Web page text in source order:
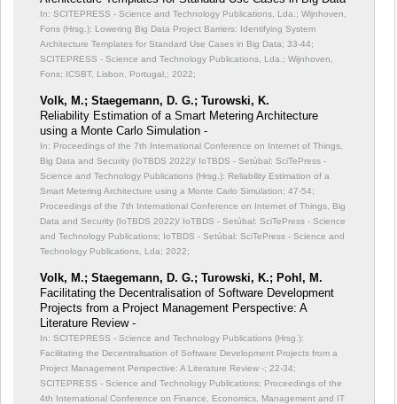
In: SCITEPRESS - Science and Technology Publications, Lda.; Wijnhoven,
Fons (Hrsg.): Lowering Big Data Project Barriers: Identifying System
Architecture Templates for Standard Use Cases in Big Data; 33-44;
SCITEPRESS - Science and Technology Publications, Lda.; Wijnhoven,
Fons; ICSBT, Lisbon, Portugal,; 2022;
Volk, M.; Staegemann, D. G.; Turowski, K.
Reliability Estimation of a Smart Metering Architecture
using a Monte Carlo Simulation -
In: Proceedings of the 7th International Conference on Internet of Things,
Big Data and Security (IoTBDS 2022)/ IoTBDS - Setúbal: SciTePress -
Science and Technology Publications (Hrsg.): Reliability Estimation of a
Smart Metering Architecture using a Monte Carlo Simulation; 47-54;
Proceedings of the 7th International Conference on Internet of Things, Big
Data and Security (IoTBDS 2022)/ IoTBDS - Setúbal: SciTePress - Science
and Technology Publications; IoTBDS - Setúbal: SciTePress - Science and
Technology Publications, Lda; 2022;
Volk, M.; Staegemann, D. G.; Turowski, K.; Pohl, M.
Facilitating the Decentralisation of Software Development
Projects from a Project Management Perspective: A
Literature Review -
In: SCITEPRESS - Science and Technology Publications (Hrsg.):
Facilitating the Decentralisation of Software Development Projects from a
Project Management Perspective: A Literature Review -; 22-34;
SCITEPRESS - Science and Technology Publications; Proceedings of the
4th International Conference on Finance, Economics, Management and IT